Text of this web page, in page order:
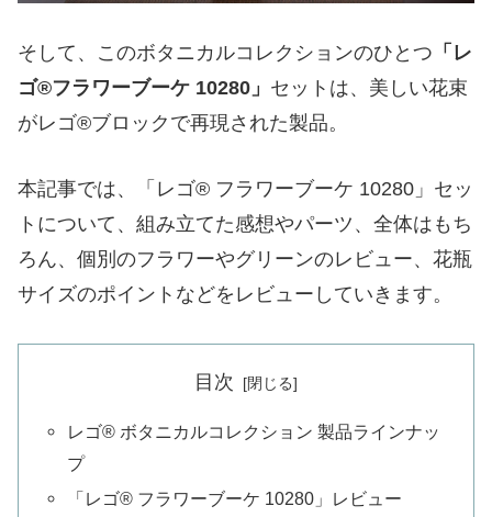
そして、このボタニカルコレクションのひとつ 「レ
ゴ®フラワーブーケ 10280」 セットは、美しい花束
がレゴ®ブロックで再現された製品。
本記事では、「レゴ® フラワーブーケ 10280」セッ
トについて、組み立てた感想やパーツ、全体はもち
ろん、個別のフラワーやグリーンのレビュー、花瓶
サイズのポイントなどをレビューしていきます。
目次
レゴ® ボタニカルコレクション 製品ラインナッ
プ
「レゴ® フラワーブーケ 10280」レビュー